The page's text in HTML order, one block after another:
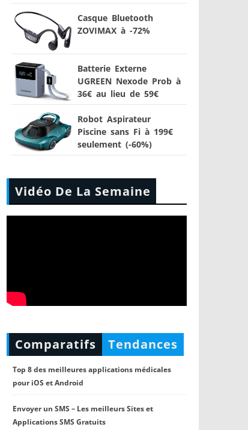
Casque Bluetooth
ZOVIMAX à -72%
Batterie Externe
UGREEN Nexode Prob à
36€ au lieu de 59€
Robot Aspirateur
Piscine sans Fi à 199€
seulement (-60%)
Vidéo De La Semaine
Comparatifs Tendances
Top 8 des meilleures applications médicales
pour iOS et Android
Envoyer un SMS – Les meilleurs Sites et
Applications SMS Gratuits